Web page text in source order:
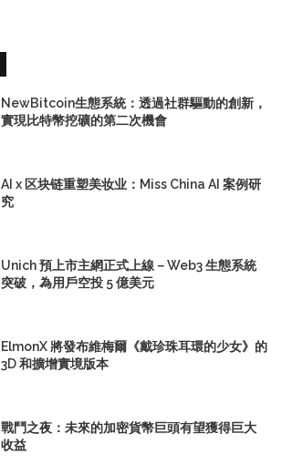
NewBitcoin生態系統：透過社群驅動的創新，
實現比特幣挖礦的第二次機會
AI x 区块链重塑美妆业：Miss China AI 案例研
究
Unich 預上市主網正式上線－Web3 生態系統
突破，為用戶空投 5 億美元
ElmonX 將發布維梅爾《戴珍珠耳環的少女》的
3D 和擴增實境版本
戰鬥之夜：未來的加密貨幣巨頭有望獲得巨大
收益